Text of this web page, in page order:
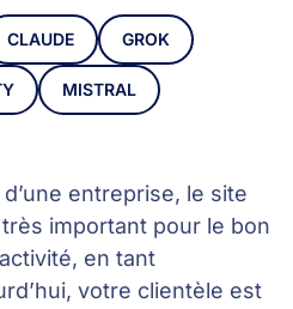
CLAUDE GROK
MISTRAL
entreprise, le site
important pour le bon
en tant
votre clientèle est